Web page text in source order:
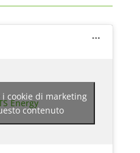
Energy
cookie di marketing
contenuto